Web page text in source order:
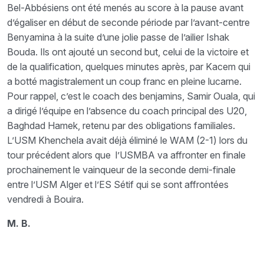
Bel-Abbésiens ont été menés au score à la pause avant
d’égaliser en début de seconde période par l’avant-centre
Benyamina à la suite d’une jolie passe de l’ailier Ishak
Bouda. Ils ont ajouté un second but, celui de la victoire et
de la qualification, quelques minutes après, par Kacem qui
a botté magistralement un coup franc en pleine lucarne.
Pour rappel, c’est le coach des benjamins, Samir Ouala, qui
a dirigé l’équipe en l’absence du coach principal des U20,
Baghdad Hamek, retenu par des obligations familiales.
L’USM Khenchela avait déjà éliminé le WAM (2-1) lors du
tour précédent alors que l’USMBA va affronter en finale
prochainement le vainqueur de la seconde demi-finale
entre l’USM Alger et l’ES Sétif qui se sont affrontées
vendredi à Bouira.
M. B.